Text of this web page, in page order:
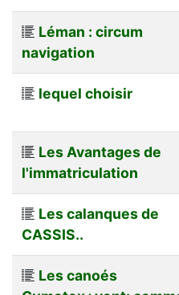
Léman : circum
navigation
lequel choisir
Les Avantages de
l'immatriculation
Les calanques de
CASSIS..
Les canoés